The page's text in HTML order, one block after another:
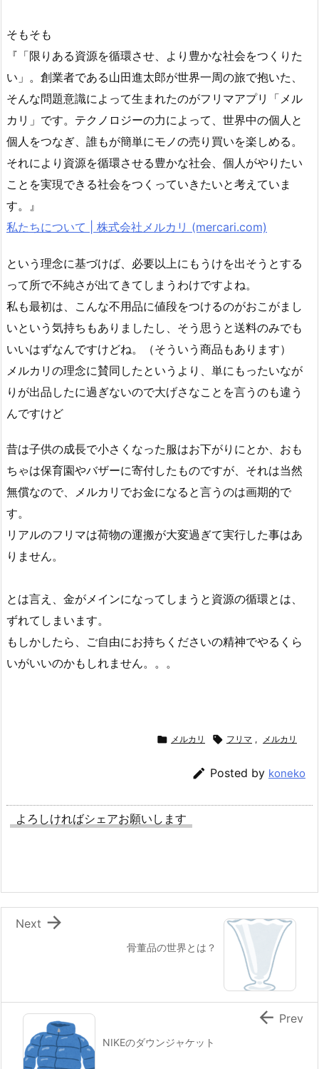
そもそも
『「限りある資源を循環させ、より豊かな社会をつくりた
い」。創業者である山田進太郎が世界一周の旅で抱いた、
そんな問題意識によって生まれたのがフリマアプリ「メル
カリ」です。テクノロジーの力によって、世界中の個人と
個人をつなぎ、誰もが簡単にモノの売り買いを楽しめる。
それにより資源を循環させる豊かな社会、個人がやりたい
ことを実現できる社会をつくっていきたいと考えていま
す。』
私たちについて | 株式会社メルカリ (mercari.com)
という理念に基づけば、必要以上にもうけを出そうとする
って所で不純さが出てきてしまうわけですよね。
私も最初は、こんな不用品に値段をつけるのがおこがまし
いという気持ちもありましたし、そう思うと送料のみでも
いいはずなんですけどね。（そういう商品もあります）
メルカリの理念に賛同したというより、単にもったいなが
りが出品したに過ぎないので大げさなことを言うのも違う
んですけど
昔は子供の成長で小さくなった服はお下がりにとか、おも
ちゃは保育園やバザーに寄付したものですが、それは当然
無償なので、メルカリでお金になると言うのは画期的で
す。
リアルのフリマは荷物の運搬が大変過ぎて実行した事はあ
りません。
とは言え、金がメインになってしまうと資源の循環とは、
ずれてしまいます。
もしかしたら、ご自由にお持ちくださいの精神でやるくら
いがいいのかもしれません。。。
 メルカリ  フリマ , メルカリ
 Posted by koneko
よろしければシェアお願いします
骨董品の世界とは？

Next
NIKEのダウンジャケット
 Prev